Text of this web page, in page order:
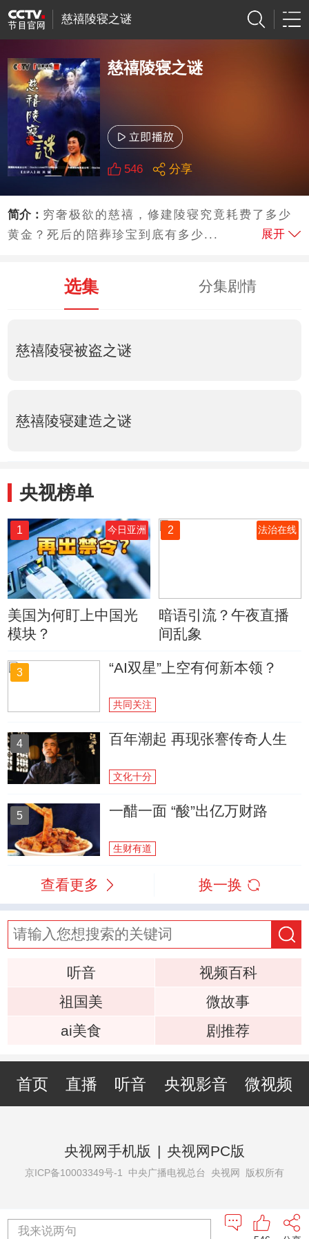
慈禧陵寝之谜
慈禧陵寝之谜
546 分享
简介： 穷奢极欲的慈禧，修建陵寝究竟耗费了多少
黄金？死后的陪葬珍宝到底有多少...
展开
选集 分集剧情
慈禧陵寝被盗之谜
慈禧陵寝建造之谜
央视榜单
1 今日亚洲
美国为何盯上中国光
模块？
2 法治在线
暗语引流？午夜直播
间乱象
3 “AI双星”上空有何新本领？
共同关注
4 百年潮起 再现张謇传奇人生
文化十分
5 一醋一面 “酸”出亿万财路
生财有道
查看更多 换一换
听音
视频百科
祖国美
微故事
ai美食
剧推荐
首页 直播 听音 央视影音 微视频
央视网手机版 | 央视网PC版
京ICP备10003349号-1 中央广播电视总台 央视网 版权所有
我来说两句